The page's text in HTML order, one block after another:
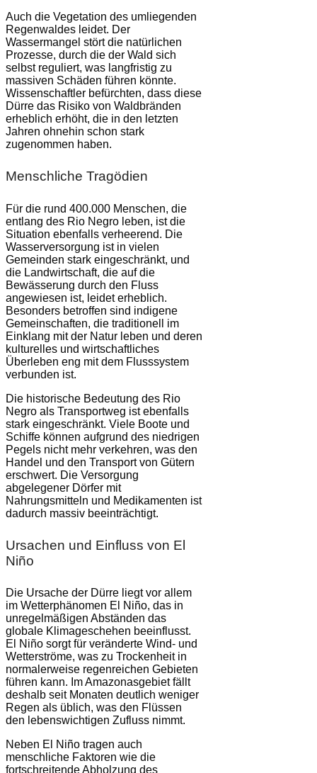
Auch die Vegetation des umliegenden
Regenwaldes leidet. Der
Wassermangel stört die natürlichen
Prozesse, durch die der Wald sich
selbst reguliert, was langfristig zu
massiven Schäden führen könnte.
Wissenschaftler befürchten, dass diese
Dürre das Risiko von Waldbränden
erheblich erhöht, die in den letzten
Jahren ohnehin schon stark
zugenommen haben.
Menschliche Tragödien
Für die rund 400.000 Menschen, die
entlang des Rio Negro leben, ist die
Situation ebenfalls verheerend. Die
Wasserversorgung ist in vielen
Gemeinden stark eingeschränkt, und
die Landwirtschaft, die auf die
Bewässerung durch den Fluss
angewiesen ist, leidet erheblich.
Besonders betroffen sind indigene
Gemeinschaften, die traditionell im
Einklang mit der Natur leben und deren
kulturelles und wirtschaftliches
Überleben eng mit dem Flusssystem
verbunden ist.
Die historische Bedeutung des Rio
Negro als Transportweg ist ebenfalls
stark eingeschränkt. Viele Boote und
Schiffe können aufgrund des niedrigen
Pegels nicht mehr verkehren, was den
Handel und den Transport von Gütern
erschwert. Die Versorgung
abgelegener Dörfer mit
Nahrungsmitteln und Medikamenten ist
dadurch massiv beeinträchtigt.
Ursachen und Einfluss von El
Niño
Die Ursache der Dürre liegt vor allem
im Wetterphänomen El Niño, das in
unregelmäßigen Abständen das
globale Klimageschehen beeinflusst.
El Niño sorgt für veränderte Wind- und
Wetterströme, was zu Trockenheit in
normalerweise regenreichen Gebieten
führen kann. Im Amazonasgebiet fällt
deshalb seit Monaten deutlich weniger
Regen als üblich, was den Flüssen
den lebenswichtigen Zufluss nimmt.
Neben El Niño tragen auch
menschliche Faktoren wie die
fortschreitende Abholzung des